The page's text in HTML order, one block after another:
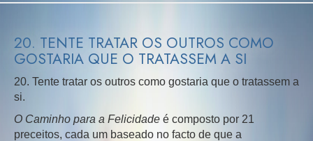
20. TENTE TRATAR OS OUTROS COMO
GOSTARIA QUE O TRATASSEM A SI
20. Tente tratar os outros como gostaria que o tratassem a
si.
O Caminho para a Felicidade é composto por 21
preceitos, cada um baseado no facto de que a